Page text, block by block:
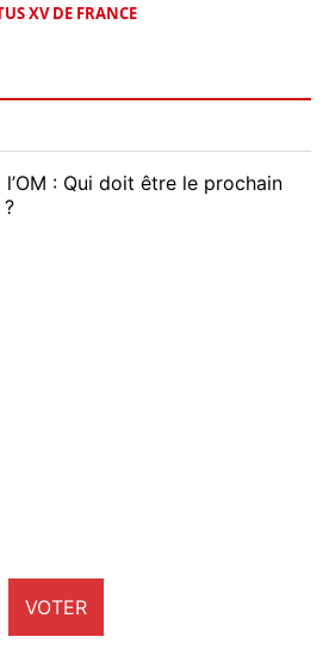
XV DE FRANCE
: Qui doit être le prochain
VOTER